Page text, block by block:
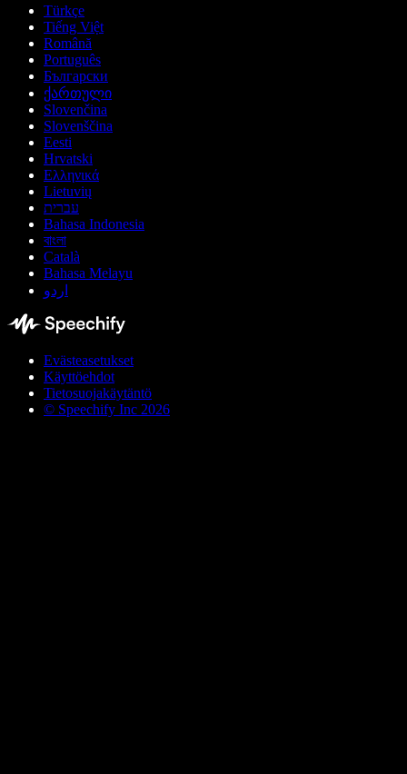
Türkçe
Tiếng Việt
Română
Português
Български
ქართული
Slovenčina
Slovenščina
Eesti
Hrvatski
Ελληνικά
Lietuvių
עברית
Bahasa Indonesia
বাংলা
Català
Bahasa Melayu
اردو
Evästeasetukset
Käyttöehdot
Tietosuojakäytäntö
© Speechify Inc 2026